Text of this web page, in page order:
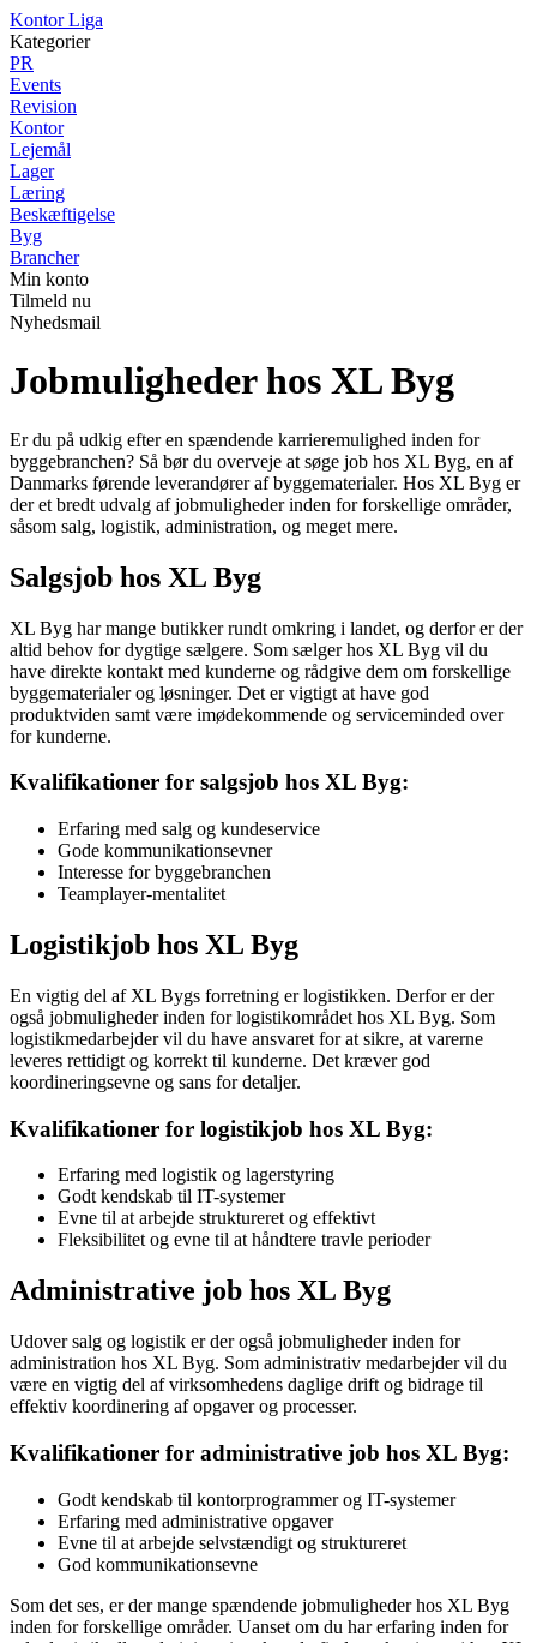
KontorLiga
Kategorier
PR
Events
Revision
Kontor
Lejemål
Lager
Læring
Beskæftigelse
Byg
Brancher
Min konto
Tilmeld nu
Nyhedsmail
Jobmuligheder hos XL Byg
Er du på udkig efter en spændende karrieremulighed inden for
byggebranchen? Så bør du overveje at søge job hos XL Byg, en af
Danmarks førende leverandører af byggematerialer. Hos XL Byg er
der et bredt udvalg af jobmuligheder inden for forskellige områder,
såsom salg, logistik, administration, og meget mere.
Salgsjob hos XL Byg
XL Byg har mange butikker rundt omkring i landet, og derfor er der
altid behov for dygtige sælgere. Som sælger hos XL Byg vil du
have direkte kontakt med kunderne og rådgive dem om forskellige
byggematerialer og løsninger. Det er vigtigt at have god
produktviden samt være imødekommende og serviceminded over
for kunderne.
Kvalifikationer for salgsjob hos XL Byg:
Erfaring med salg og kundeservice
Gode kommunikationsevner
Interesse for byggebranchen
Teamplayer-mentalitet
Logistikjob hos XL Byg
En vigtig del af XL Bygs forretning er logistikken. Derfor er der
også jobmuligheder inden for logistikområdet hos XL Byg. Som
logistikmedarbejder vil du have ansvaret for at sikre, at varerne
leveres rettidigt og korrekt til kunderne. Det kræver god
koordineringsevne og sans for detaljer.
Kvalifikationer for logistikjob hos XL Byg:
Erfaring med logistik og lagerstyring
Godt kendskab til IT-systemer
Evne til at arbejde struktureret og effektivt
Fleksibilitet og evne til at håndtere travle perioder
Administrative job hos XL Byg
Udover salg og logistik er der også jobmuligheder inden for
administration hos XL Byg. Som administrativ medarbejder vil du
være en vigtig del af virksomhedens daglige drift og bidrage til
effektiv koordinering af opgaver og processer.
Kvalifikationer for administrative job hos XL Byg:
Godt kendskab til kontorprogrammer og IT-systemer
Erfaring med administrative opgaver
Evne til at arbejde selvstændigt og struktureret
God kommunikationsevne
Som det ses, er der mange spændende jobmuligheder hos XL Byg
inden for forskellige områder. Uanset om du har erfaring inden for